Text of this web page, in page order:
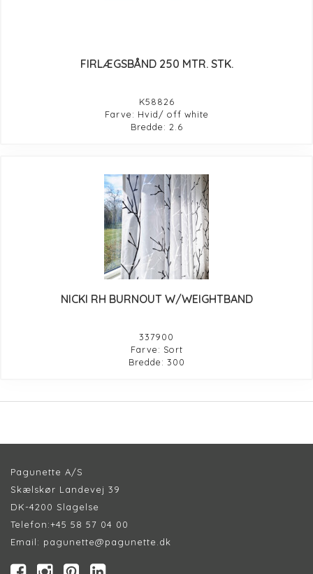
FIRLÆGSBÅND 250 MTR. STK.
K58826
Farve: Hvid/ off white
Bredde: 2.6
NICKI RH BURNOUT W/WEIGHTBAND
337900
Farve: Sort
Bredde: 300
Pagunette A/S
Skælskør Landevej 39
DK-4200 Slagelse
Telefon:+45 58 57 04 00
Email: pagunette@pagunette.dk